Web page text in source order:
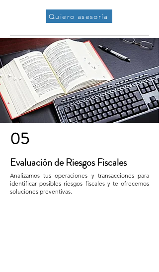
Quiero asesoría
05
Evaluación de Riesgos Fiscales
Analizamos tus operaciones y transacciones para
identificar posibles riesgos fiscales y te ofrecemos
soluciones preventivas.